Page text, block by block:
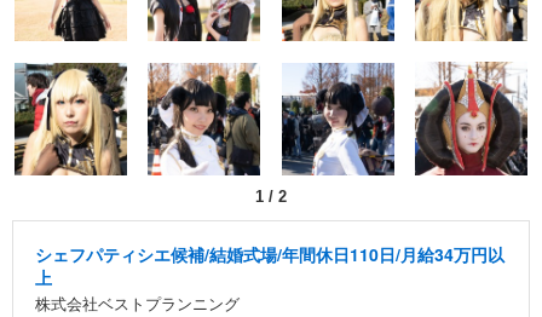
1 / 2
シェフパティシエ候補/結婚式場/年間休日110日/月給34万円以
上
株式会社ベストプランニング